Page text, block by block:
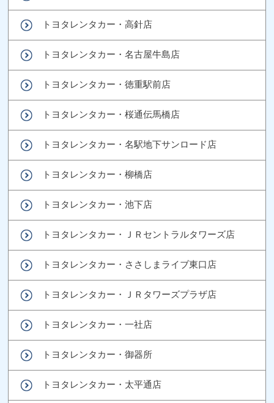
トヨタレンタカー・高針店
トヨタレンタカー・名古屋牛島店
トヨタレンタカー・徳重駅前店
トヨタレンタカー・桜通伝馬橋店
トヨタレンタカー・名駅地下サンロード店
トヨタレンタカー・柳橋店
トヨタレンタカー・池下店
トヨタレンタカー・ＪＲセントラルタワーズ店
トヨタレンタカー・ささしまライブ東口店
トヨタレンタカー・ＪＲタワーズプラザ店
トヨタレンタカー・一社店
トヨタレンタカー・御器所
トヨタレンタカー・太平通店